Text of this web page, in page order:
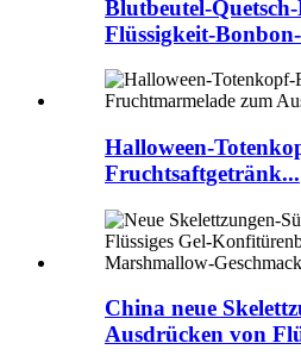
Blutbeutel-
Flüssigkeit-
Halloween-
Fruchtsaftgetränk...
China neue
Ausdrücken von